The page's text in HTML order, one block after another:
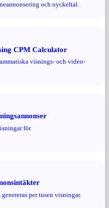
och nyckeltal.
CPM Calculator
visnings- och video-
för
per tusen visningar.